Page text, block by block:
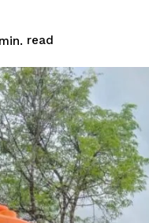
min. read